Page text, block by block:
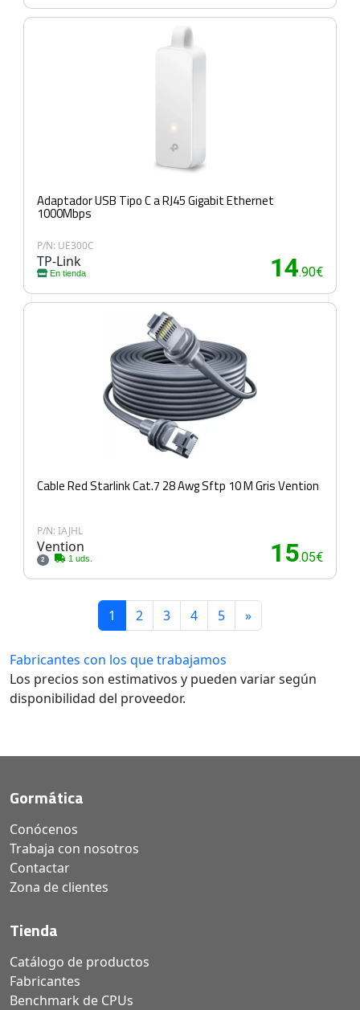
Adaptador USB Tipo C a RJ45 Gigabit Ethernet
1000Mbps
P/N: UE300C
TP-Link
En tienda 14.90€
Cable Red Starlink Cat.7 28 Awg Sftp 10 M Gris Vention
P/N: IAJHL
Vention
2 1 uds. 15.05€
1 2 3 4 5 »
Fabricantes con los que trabajamos
Los precios son estimativos y pueden variar según
disponibilidad del proveedor.
Gormática
Conócenos
Trabaja con nosotros
Contactar
Zona de clientes
Tienda
Catálogo de productos
Fabricantes
Benchmark de CPUs